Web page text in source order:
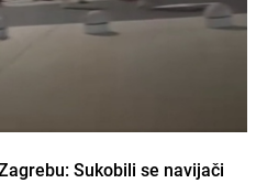
Sukobili se navijači